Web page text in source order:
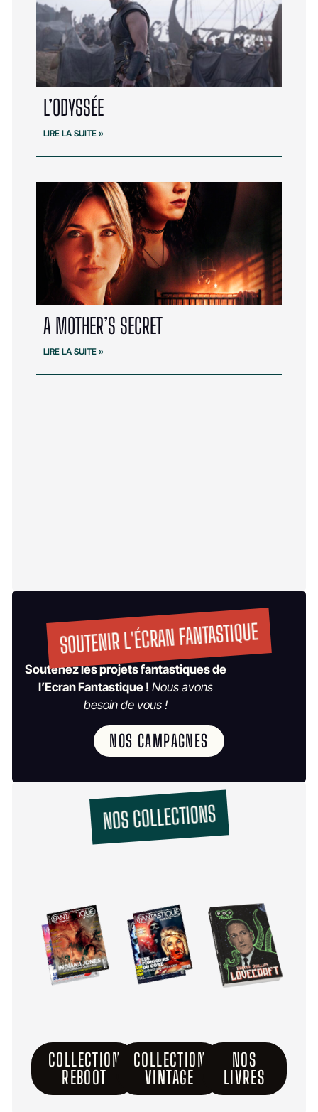
L’ODYSSÉE
LIRE LA SUITE »
A MOTHER’S SECRET
LIRE LA SUITE »
SOUTENIR L'ÉCRAN FANTASTIQUE
Soutenez les projets fantastiques de
l’Ecran Fantastique ! Nous avons
besoin de vous !
NOS CAMPAGNES
NOS COLLECTIONS
COLLECTION
REBOOT
COLLECTION
VINTAGE
NOS
LIVRES